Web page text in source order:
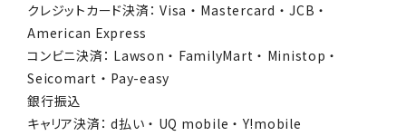
クレジットカード決済： Visa ・ Mastercard ・ JCB ・
American Express
コンビニ決済： Lawson ・ FamilyMart ・ Ministop ・
Seicomart ・ Pay-easy
銀行振込
キャリア決済： d払い ・ UQ mobile ・ Y!mobile